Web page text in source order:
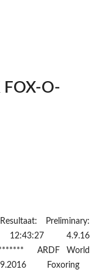
O-
Preliminary:
4.9.16
ARDF World
Foxoring